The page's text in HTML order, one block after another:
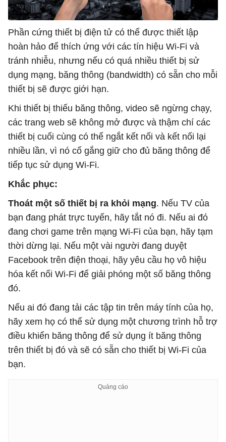
Phần cứng thiết bị điện tử có thể được thiết lập
hoàn hảo để thích ứng với các tín hiệu Wi-Fi và
tránh nhiễu, nhưng nếu có quá nhiều thiết bị sử
dụng mạng, băng thông (bandwidth) có sẵn cho mỗi
thiết bị sẽ được giới hạn.
Khi thiết bị thiếu băng thông, video sẽ ngừng chạy,
các trang web sẽ không mở được và thậm chí các
thiết bị cuối cùng có thể ngắt kết nối và kết nối lại
nhiều lần, vì nó cố gắng giữ cho đủ băng thông để
tiếp tục sử dụng Wi-Fi.
Khắc phục:
Thoát một số thiết bị ra khỏi mạng. Nếu TV của
bạn đang phát trực tuyến, hãy tắt nó đi. Nếu ai đó
đang chơi game trên mạng Wi-Fi của bạn, hãy tạm
thời dừng lại. Nếu một vài người đang duyệt
Facebook trên điện thoại, hãy yêu cầu họ vô hiệu
hóa kết nối Wi-Fi để giải phóng một số băng thông
đó.
Nếu ai đó đang tải các tập tin trên máy tính của họ,
hãy xem họ có thể sử dụng một chương trình hỗ trợ
điều khiển băng thông để sử dụng ít băng thông
trên thiết bị đó và sẽ có sẵn cho thiết bị Wi-Fi của
bạn.